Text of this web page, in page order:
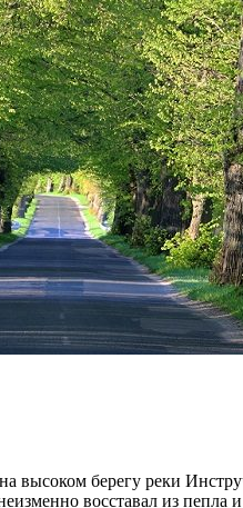
высоком берегу реки
восставал из пепла